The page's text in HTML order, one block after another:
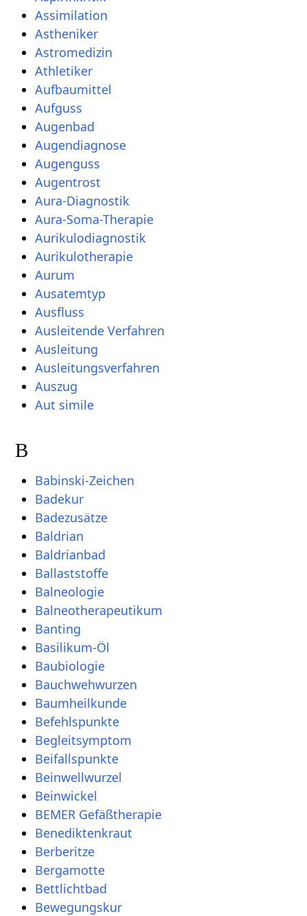
Assimilation
Astheniker
Astromedizin
Athletiker
Aufbaumittel
Aufguss
Augenbad
Augendiagnose
Augenguss
Augentrost
Aura-Diagnostik
Aura-Soma-Therapie
Aurikulodiagnostik
Aurikulotherapie
Aurum
Ausatemtyp
Ausfluss
Ausleitende Verfahren
Ausleitung
Ausleitungsverfahren
Auszug
Aut simile
B
Babinski-Zeichen
Badekur
Badezusätze
Baldrian
Baldrianbad
Ballaststoffe
Balneologie
Balneotherapeutikum
Banting
Basilikum-Öl
Baubiologie
Bauchwehwurzen
Baumheilkunde
Befehlspunkte
Begleitsymptom
Beifallspunkte
Beinwellwurzel
Beinwickel
BEMER Gefäßtherapie
Benediktenkraut
Berberitze
Bergamotte
Bettlichtbad
Bewegungskur